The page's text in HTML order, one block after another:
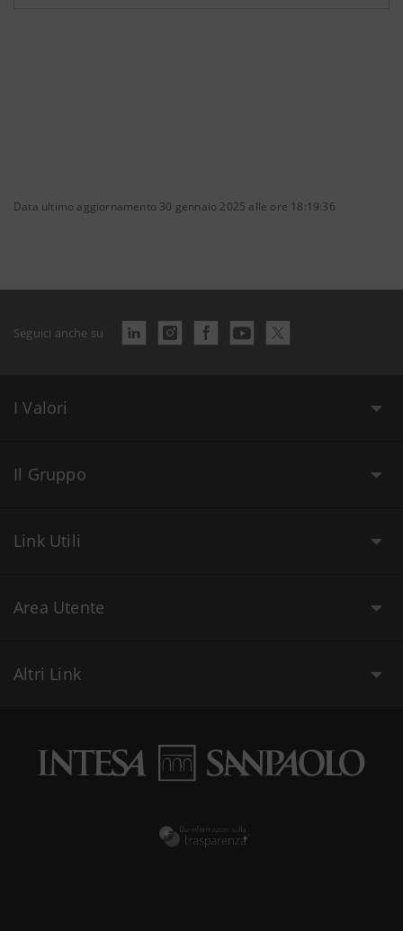
Data ultimo aggiornamento 30 gennaio 2025 alle ore 18:19:36
Seguici anche su
I Valori
Il Gruppo
Link Utili
Area Utente
Altri Link